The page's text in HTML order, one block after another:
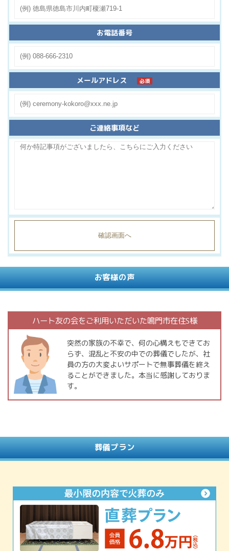
お電話番号
メールアドレス 必須
ご連絡事項など
お客様の声
ハート友の会をご利用いただいた鳴門市在住S様
突然の家族の不幸で、何の心構えもできてお
らず、混乱と不安の中での葬儀でしたが、社
員の方の大変よいサポートで無事葬儀を終え
ることができました。本当に感謝しておりま
す。
葬儀プラン